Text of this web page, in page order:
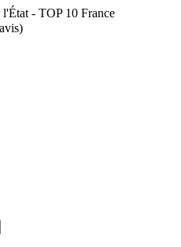
l'État - TOP 10 France